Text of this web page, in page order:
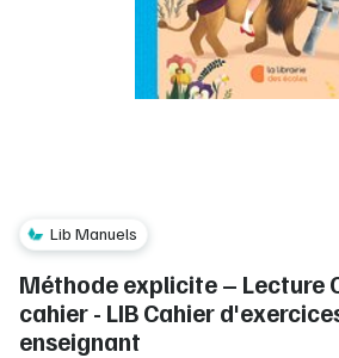
Lib Manuels
Méthode explicite – Lecture
cahier - LIB Cahier
enseignant